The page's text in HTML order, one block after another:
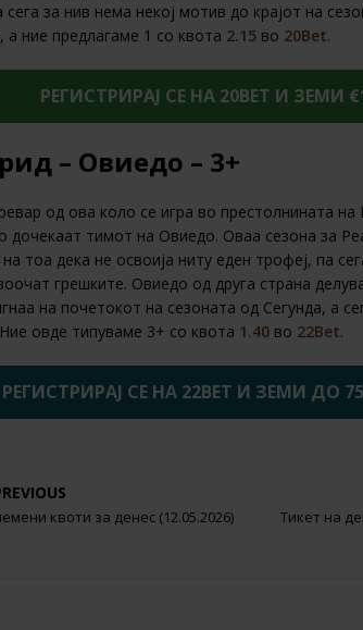
сега за нив нема некој мотив до крајот на
а ние предлагаме 1 со квота 2.15 во 20Bet.
РЕГИСТРИРАЈ СЕ НА 20BET И ЗЕМИ
– Овиедо – 3+
од ова коло се игра во престолнината
дочекаат тимот на Овиедо. Оваа сезона за
тоа дека не освоија ниту еден трофеј, па
грешките. Овиедо од друга страна
на почетокот на сезоната од Сегунда, а
овде типуваме 3+ со квота 1.40 во 22Bet.
РЕГИСТРИРАЈ СЕ НА 22BET И ЗЕМИ ДО
квоти за денес (12.05.2026) Тикет на